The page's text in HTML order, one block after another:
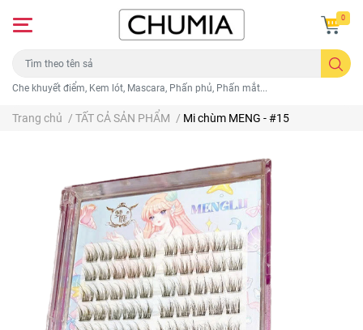
Che khuyết điểm, Kem lót, Mascara, Phấn phủ, Phấn mắt...
0
Trang chủ / TẤT CẢ SẢN PHẨM / Mi chùm MENG - #15